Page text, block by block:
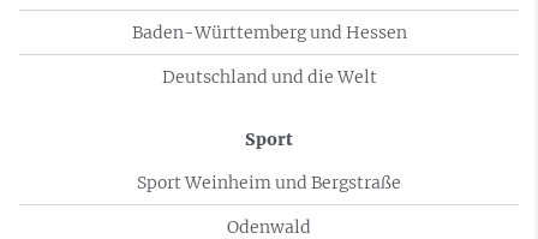
Baden-Württemberg und Hessen
Deutschland und die Welt
Sport
Sport Weinheim und Bergstraße
Odenwald